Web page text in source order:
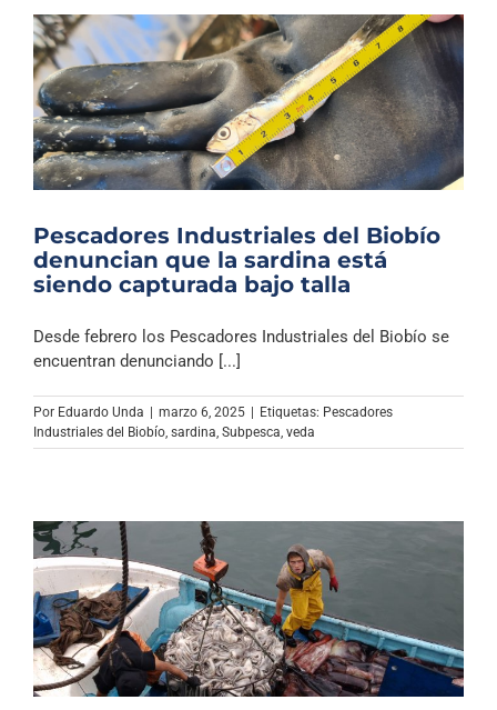
Pescadores Industriales del Biobío
denuncian que la sardina está
siendo capturada bajo talla
Desde febrero los Pescadores Industriales del Biobío se
encuentran denunciando [...]
Por Eduardo Unda marzo 6, 2025 Etiquetas: Pescadores
Industriales del Biobío, sardina, Subpesca, veda